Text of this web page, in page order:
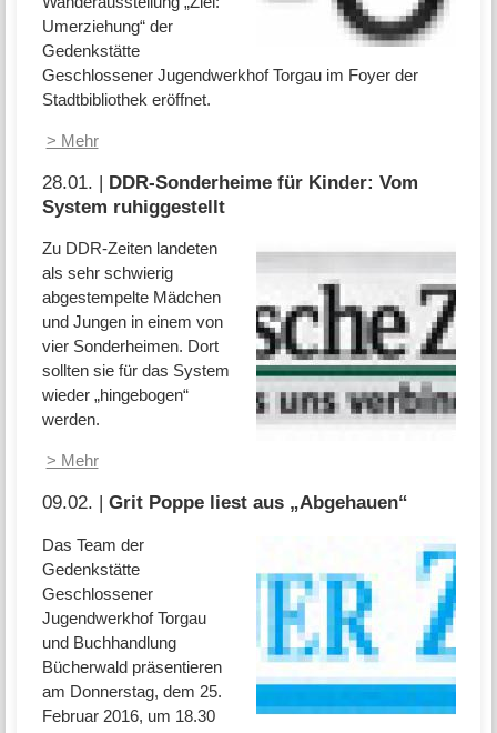
Umerziehung“ der
Gedenkstätte
Geschlossener Jugendwerkhof Torgau im Foyer der
Stadtbibliothek eröffnet.
> Mehr
28.01. | DDR-Sonderheime für Kinder: Vom
System ruhiggestellt
Zu DDR-Zeiten landeten
als sehr schwierig
abgestempelte Mädchen
und Jungen in einem von
vier Sonderheimen. Dort
sollten sie für das System
wieder „hingebogen“
werden.
> Mehr
09.02. | Grit Poppe liest aus „Abgehauen“
Das Team der
Gedenkstätte
Geschlossener
Jugendwerkhof Torgau
und Buchhandlung
Bücherwald präsentieren
am Donnerstag, dem 25.
Februar 2016, um 18.30